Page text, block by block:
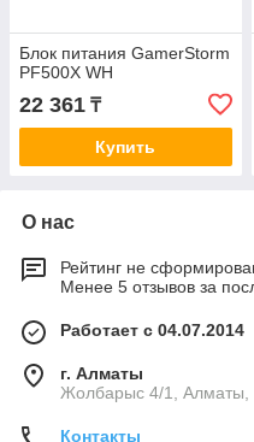
Блок питания GamerStorm
PF500X WH
22 361 ₸
Купить
О нас
Рейтинг не
Менее 5 отзывов за
Работает с 04.07.2014
г. Алматы
Жолбарыс 4/1, Алматы,
Контакты